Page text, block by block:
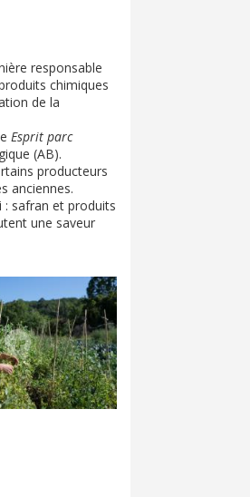
responsable
chimiques
de la
Esprit parc
(AB).
producteurs
anciennes.
: safran et produits
une saveur